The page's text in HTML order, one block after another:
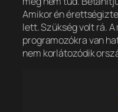
Amikor én
lett. Szükség volt rá.
programozókra van
nem korlátozódik